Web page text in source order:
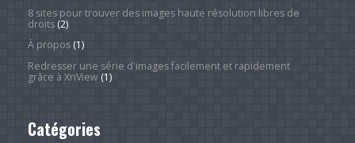
8 sites pour trouver des images haute résolution libres de
droits(2)
À propos(1)
Redresser une série d'images facilement et rapidement
grâce à XnView(1)
Catégories